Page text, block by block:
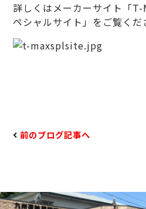
詳しくはメーカーサイト 「
ペシャルサイト 」をご覧くだ
前のブログ記事へ